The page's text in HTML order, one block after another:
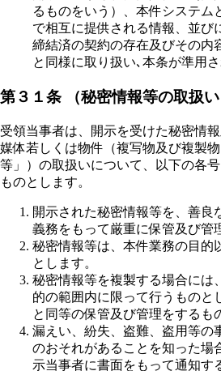
るものをいう）、本件システム
で相互に提供される情報、並び
締結済の契約の存在及びその内
と同様に取り扱い､本条が準用
第３１条 （秘密情報等の取扱い
受領当事者は、開示を受けた秘密情
媒体若しくは物件（複写物及び複製
等」）の取扱いについて、以下の各
ものとします。
開示された秘密情報等を、善良
義務をもって厳重に保管及び管
秘密情報等は、本件業務の目的
とします。
秘密情報等を複製する場合には
的の範囲内に限って行うものと
と同等の保管及び管理をするも
漏えい、紛失、盗難、盗用等の
のおそれがあることを知った場
示当事者に書面をもって通知す